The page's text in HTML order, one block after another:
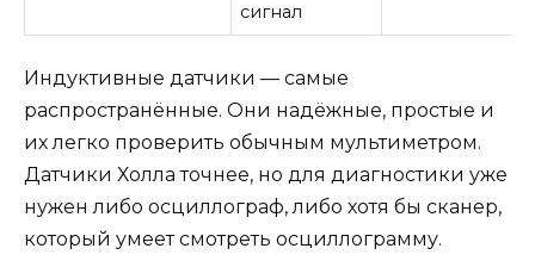
сигнал
Индуктивные датчики — самые
распространённые. Они надёжные, простые и
их легко проверить обычным мультиметром.
Датчики Холла точнее, но для диагностики уже
нужен либо осциллограф, либо хотя бы сканер,
который умеет смотреть осциллограмму.